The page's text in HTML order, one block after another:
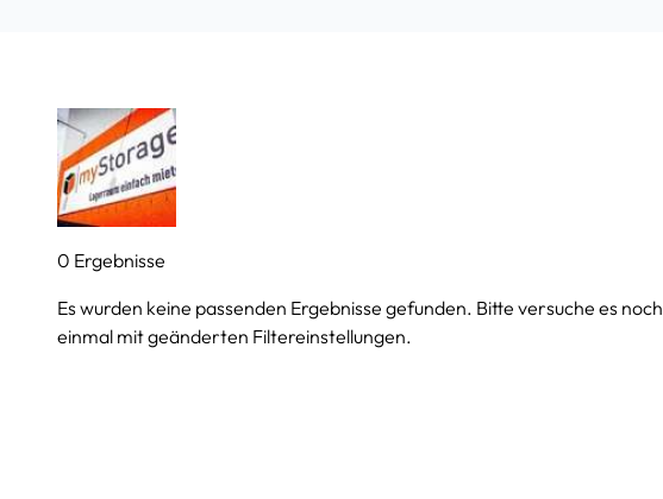
0 Ergebnisse
Es wurden keine passenden Ergebnisse gefunden. Bitte versuche es noch
einmal mit geänderten Filtereinstellungen.